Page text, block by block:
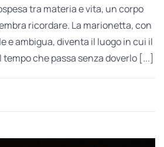
tra materia e vita, un corpo
ricordare. La marionetta, con
e ambigua, diventa il luogo in cui il
che passa senza doverlo [...]